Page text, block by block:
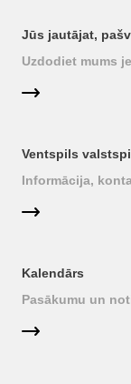
Jūs jautājat,
Uzdodiet mums
Ventspils
Informācija,
Kalendārs
Pasākumu un